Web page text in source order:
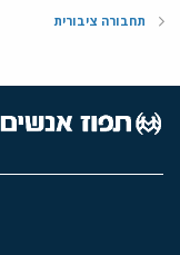
תחבורה ציבורית